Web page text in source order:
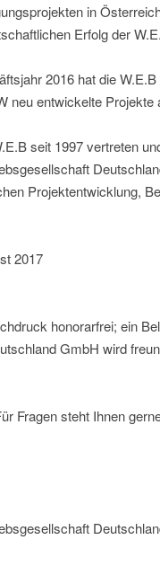
in
Erfolg der
2016 hat die
neu entwickelte
seit 1997 vertreten
Projektentwicklung,
2017
honorarfrei; ein
GmbH wird
Fragen steht Ihnen